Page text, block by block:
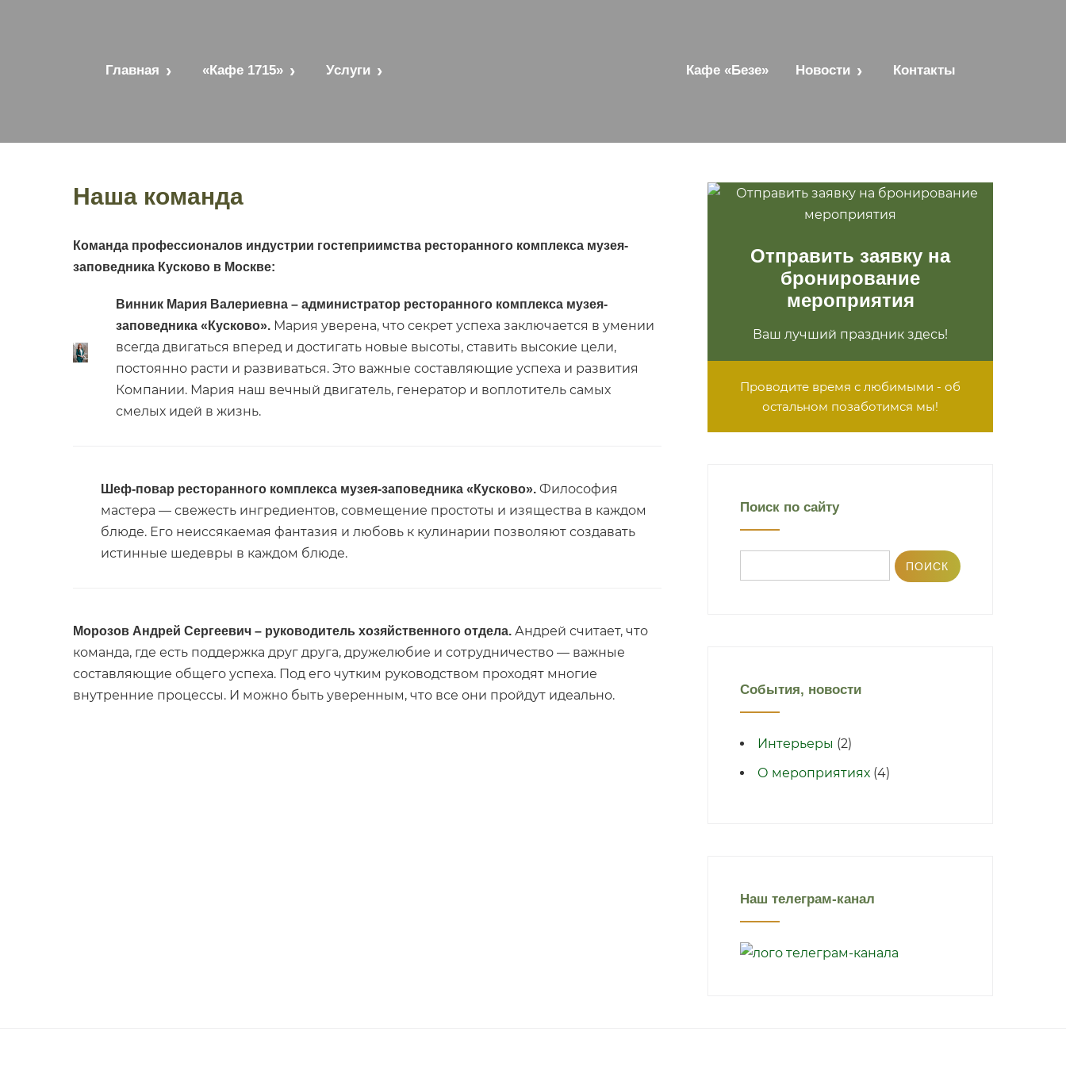
Главная «Кафе 1715» Услуги Кафе «Безе» Новости Контакты
Наша команда
Команда профессионалов индустрии гостеприимства ресторанного комплекса музея-
заповедника Кусково в Москве:
Винник Мария Валериевна – администратор ресторанного комплекса музея-
заповедника «Кусково». Мария уверена, что секрет успеха заключается в умении
всегда двигаться вперед и достигать новые высоты, ставить высокие цели,
постоянно расти и развиваться. Это важные составляющие успеха и развития
Компании. Мария наш вечный двигатель, генератор и воплотитель самых
смелых идей в жизнь.
Шеф-повар ресторанного комплекса музея-заповедника «Кусково». Философия
мастера — свежесть ингредиентов, совмещение простоты и изящества в каждом
блюде. Его неиссякаемая фантазия и любовь к кулинарии позволяют создавать
истинные шедевры в каждом блюде.
Морозов Андрей Сергеевич – руководитель хозяйственного отдела. Андрей считает, что
команда, где есть поддержка друг друга, дружелюбие и сотрудничество — важные
составляющие общего успеха. Под его чутким руководством проходят многие
внутренние процессы. И можно быть уверенным, что все они пройдут идеально.
Отправить заявку на
бронирование
мероприятия
Ваш лучший праздник здесь!
Проводите время с любимыми - об
остальном позаботимся мы!
Поиск по сайту
События, новости
Интерьеры (2)
О мероприятиях (4)
Наш телеграм-канал